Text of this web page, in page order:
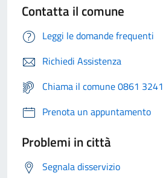
Contatta il comune
Leggi le domande frequenti
Richiedi Assistenza
Chiama il comune 0861 3241
Prenota un appuntamento
Problemi in città
Segnala disservizio